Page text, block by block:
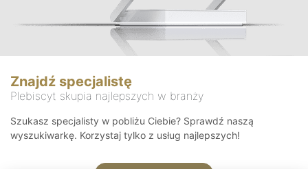
Znajdź specjalistę
Plebiscyt skupia najlepszych w branży
Szukasz specjalisty w pobliżu Ciebie? Sprawdź naszą
wyszukiwarkę. Korzystaj tylko z usług najlepszych!